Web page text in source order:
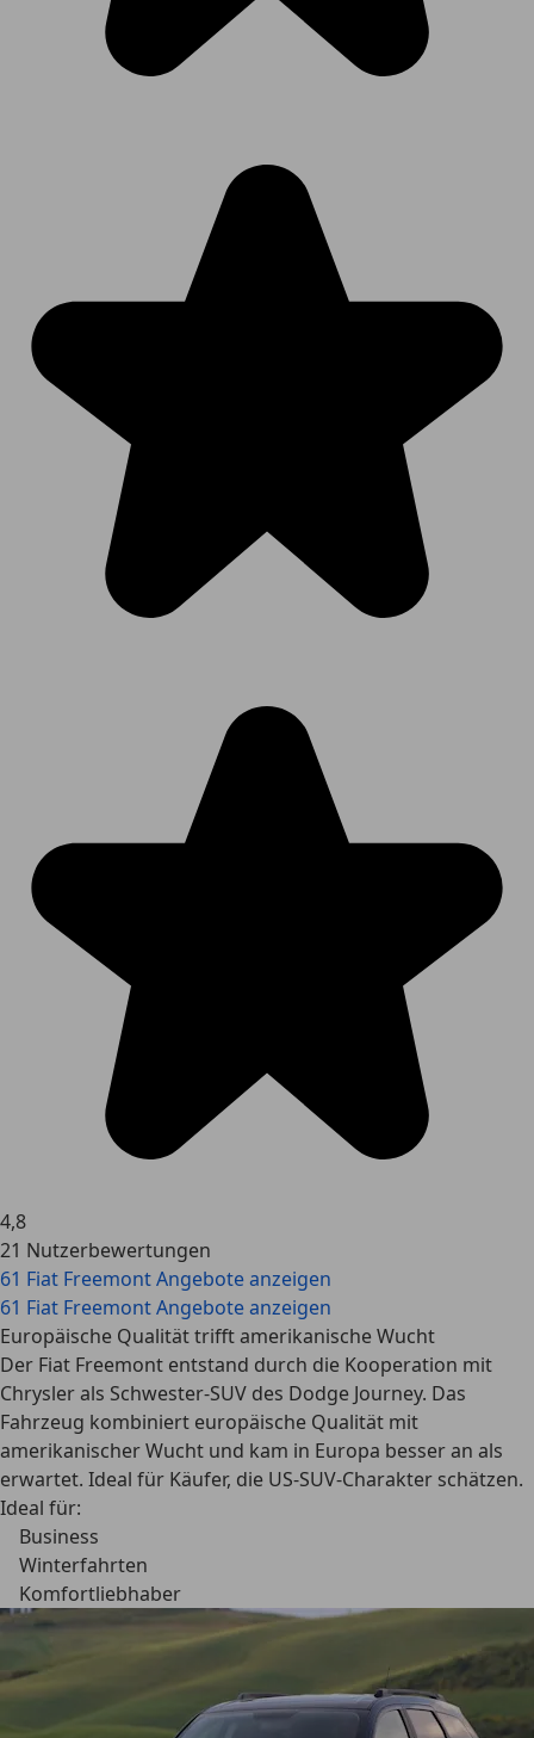
4,8
21 Nutzerbewertungen
61 Fiat Freemont Angebote anzeigen
61 Fiat Freemont Angebote anzeigen
Europäische Qualität trifft amerikanische Wucht
Der Fiat Freemont entstand durch die Kooperation mit
Chrysler als Schwester-SUV des Dodge Journey. Das
Fahrzeug kombiniert europäische Qualität mit
amerikanischer Wucht und kam in Europa besser an als
erwartet. Ideal für Käufer, die US-SUV-Charakter schätzen.
Ideal für:
Business
Winterfahrten
Komfortliebhaber